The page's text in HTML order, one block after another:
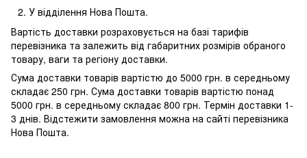
У відділення Нова Пошта.
Вартість доставки розраховується на базі тарифів
перевізника та залежить від габаритних розмірів обраного
товару, ваги та регіону доставки.
Сума доставки товарів вартістю до 5000 грн. в середньому
складає 250 грн. Сума доставки товарів вартістю понад
5000 грн. в середньому складає 800 грн. Термін доставки 1-
3 днів. Відстежити замовлення можна на сайті перевізника
Нова Пошта.